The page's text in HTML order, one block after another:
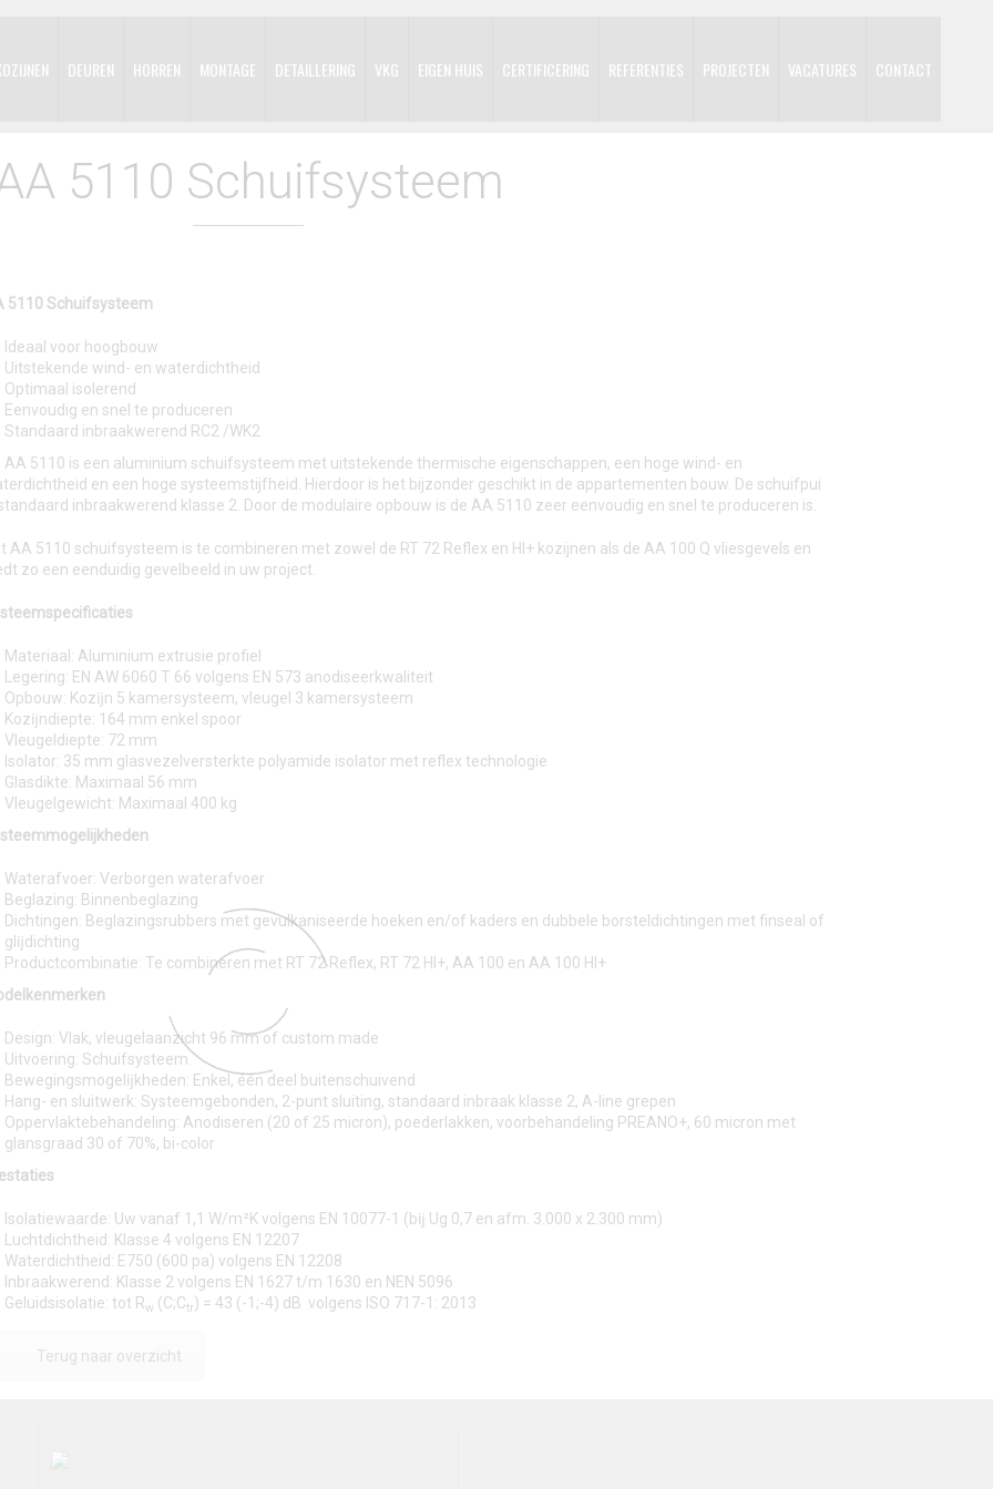
DEUREN HORREN MONTAGE DETAILLERING VKG EIGEN HUIS CERTIFICERING REFERENTIES PROJECTEN VACATURES CONTACT
5110 Schuifsysteem
5110 Schuifsysteem
Ideaal voor hoogbouw
Uitstekende wind- en waterdichtheid
Optimaal isolerend
Eenvoudig en snel te produceren
Standaard inbraakwerend RC2 /WK2
AA 5110 is een aluminium schuifsysteem met uitstekende thermische eigenschappen, een hoge wind- en
en een hoge systeemstijfheid. Hierdoor is het bijzonder geschikt in de appartementen bouw. De schuifpui
inbraakwerend klasse 2. Door de modulaire opbouw is de AA 5110 zeer eenvoudig en snel te produceren is.
AA 5110 schuifsysteem is te combineren met zowel de RT 72 Reflex en HI+ kozijnen als de AA 100 Q vliesgevels en
zo een eenduidig gevelbeeld in uw project.
Materiaal: Aluminium extrusie profiel
Legering: EN AW 6060 T 66 volgens EN 573 anodiseerkwaliteit
Opbouw: Kozĳn 5 kamersysteem, vleugel 3 kamersysteem
Kozĳndiepte: 164 mm enkel spoor
Vleugeldiepte: 72 mm
Isolator: 35 mm glasvezelversterkte polyamide isolator met reflex technologie
Glasdikte: Maximaal 56 mm
Vleugelgewicht: Maximaal 400 kg
Waterafvoer: Verborgen waterafvoer
Beglazing: Binnenbeglazing
Dichtingen: Beglazingsrubbers met gevulkaniseerde hoeken en/of kaders en dubbele borsteldichtingen met finseal of
glĳdichting
Productcombinatie: Te combineren met RT 72 Reflex, RT 72 HI+, AA 100 en AA 100 HI+
Design: Vlak, vleugelaanzicht 96 mm of custom made
Uitvoering: Schuifsysteem
Bewegingsmogelĳkheden: Enkel, één deel buitenschuivend
Hang- en sluitwerk: Systeemgebonden, 2-punt sluiting, standaard inbraak klasse 2, A-line grepen
Oppervlaktebehandeling: Anodiseren (20 of 25 micron), poederlakken, voorbehandeling PREANO+, 60 micron met
glansgraad 30 of 70%, bi-color
Isolatiewaarde: Uw vanaf 1,1 W/m²K volgens EN 10077-1 (bĳ Ug 0,7 en afm. 3.000 x 2.300 mm)
Luchtdichtheid: Klasse 4 volgens EN 12207
Waterdichtheid: E750 (600 pa) volgens EN 12208
Inbraakwerend: Klasse 2 volgens EN 1627 t/m 1630 en NEN 5096
Geluidsisolatie: tot Rw (C;Ctr) = 43 (-1;-4) dB volgens ISO 717-1: 2013
Terug naar overzicht